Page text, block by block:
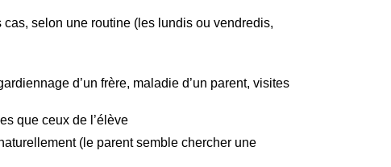
cas, selon une routine (les lundis ou vendredis,
d’un frère, maladie d’un parent, visites
que ceux de l’élève
(le parent semble chercher une